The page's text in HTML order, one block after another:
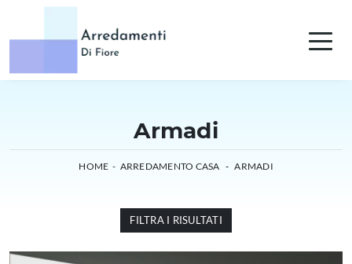
Armadi
HOME - ARREDAMENTO CASA - ARMADI
FILTRA I RISULTATI